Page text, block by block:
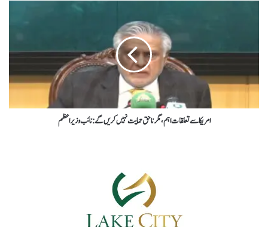
امریکا سے تعلقات اہم، مگر ناحق حمایت نہیں کریں گے: نائب وزیراعظم